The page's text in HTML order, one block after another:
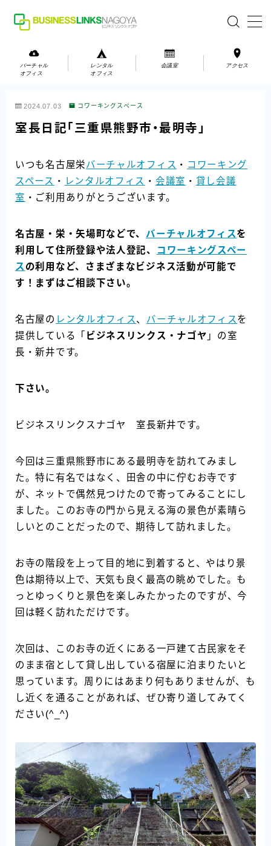
お問い合わせ
ご利用の流れ
アクセス
会社案内
バーチャル
オフィス
レンタル
オフィス
会議室 アクセス
2024.07.03 コワーキングスペース
室長日記「三重県熊野市・最明寺」
いつも名古屋栄バーチャルオフィス ・ コワーキング
スペース ・ レンタルオフィス ・ 会議室 ・ 貸し会議
室 ・ご利用ありがとうございます。
名古屋・栄・矢場町などで、 バーチャルオフィスを
利用して住所登録や法人登記、
コワーキングスペー
ス の利用など、さまざまなビジネス活動が可能で
す！まずはご相談下さい。
名古屋の レンタルオフィス 、 バーチャルオフィス を
提供している「 ビジネスリンクス・ナゴヤ 」の室
長・新井です。
下さい。
ビジネスリンクスナゴヤ 室長新井です。
今回は三重県熊野市にある最明寺を訪れてみまし
た。特に有名ではなく、田舎の中に佇むお寺です
が、ネットで偶然見つけたので寄ってみることにし
ました。このお寺の門から見える海の景色が素晴ら
しいとのことだったので、期待して訪れました。
お寺の階段を上って目的地に到着すると、やはり景
色は期待以上で、天気も良く最高の眺めでした。も
っとゆっくりと景色を楽しみたかったのですが、今
回は軽く訪れただけです。
次回は、このお寺の近くにある一戸建て古民家をそ
のまま宿として貸し出している宿屋に泊まりたいと
思っています。周りにはあまり何もありませんが、も
し近くを通ることがあれば、ぜひ寄り道してみてく
ださい(^_^)